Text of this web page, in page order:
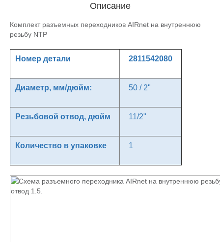
Описание
Комплект разъемных переходников AIRnet на внутреннюю
резьбу NTP
Номер детали 2811542080
Диаметр, мм/дюйм: 50 / 2"
Резьбовой отвод, дюйм 11/2"
Количество в упаковке 1